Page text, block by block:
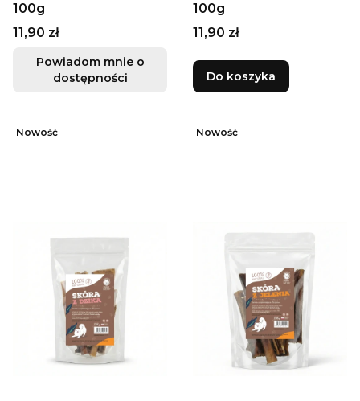
100g
Cena
11,90 zł
Powiadom mnie o
dostępności
100g
Cena
11,90 zł
Do koszyka
Nowość Nowość